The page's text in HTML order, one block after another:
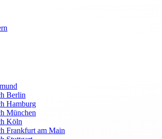
Berlin
Hamburg
München
Köln
Frankfurt am Main